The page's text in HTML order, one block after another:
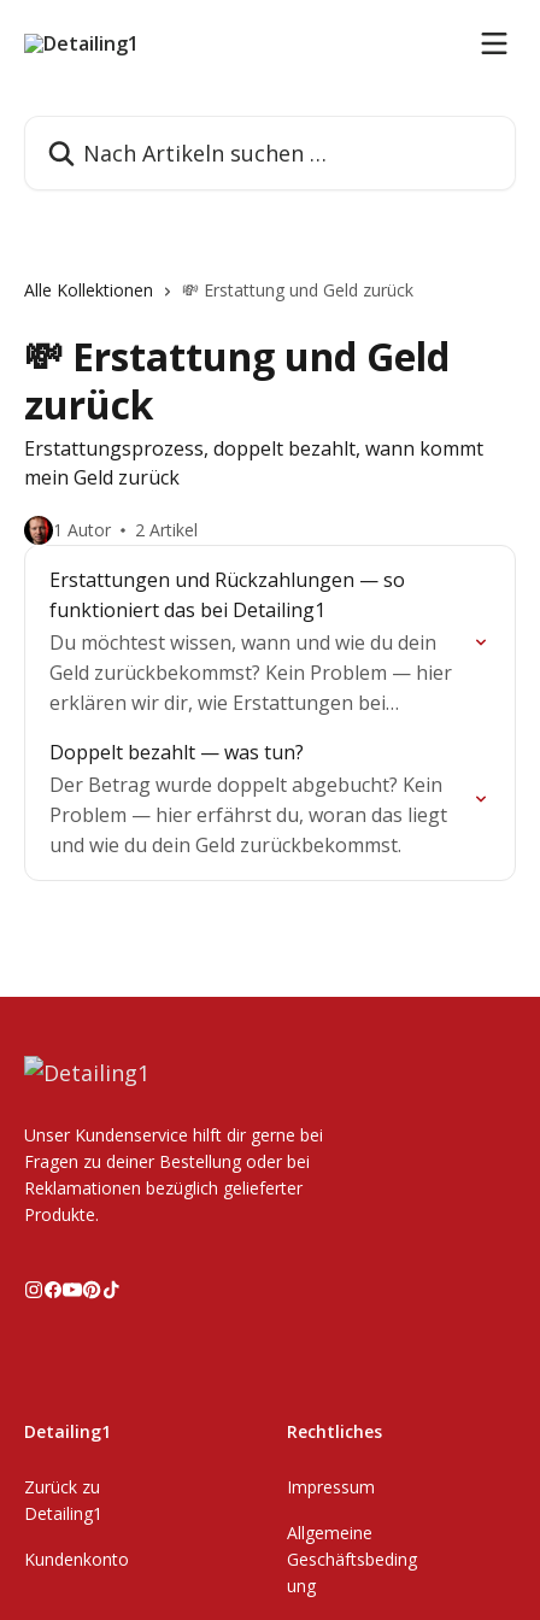
Alle Kollektionen 💸 Erstattung und Geld zurück
💸 Erstattung und Geld
zurück
Erstattungsprozess, doppelt bezahlt, wann kommt
mein Geld zurück
1 Autor 2 Artikel
Erstattungen und Rückzahlungen — so
funktioniert das bei Detailing1
Du möchtest wissen, wann und wie du dein
Geld zurückbekommst? Kein Problem — hier
erklären wir dir, wie Erstattungen bei
Doppelt bezahlt — was tun?
Der Betrag wurde doppelt abgebucht? Kein
Problem — hier erfährst du, woran das liegt
und wie du dein Geld zurückbekommst.
Unser Kundenservice hilft dir gerne bei
Fragen zu deiner Bestellung oder bei
Reklamationen bezüglich gelieferter
Produkte.
Detailing1
Zurück zu
Detailing1
Kundenkonto
Rechtliches
Impressum
Allgemeine
Geschäftsbeding
ung